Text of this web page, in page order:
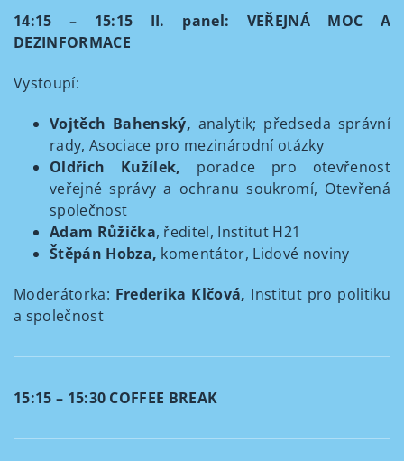
14:15 – 15:15 II. panel: VEŘEJNÁ MOC A
DEZINFORMACE
Vystoupí:
Vojtěch Bahenský, analytik; předseda správní
rady, Asociace pro mezinárodní otázky
Oldřich Kužílek, poradce pro otevřenost
veřejné správy a ochranu soukromí, Otevřená
společnost
Adam Růžička, ředitel, Institut H21
Štěpán Hobza, komentátor, Lidové noviny
Moderátorka: Frederika Klčová, Institut pro politiku
a společnost
15:15 – 15:30 COFFEE BREAK